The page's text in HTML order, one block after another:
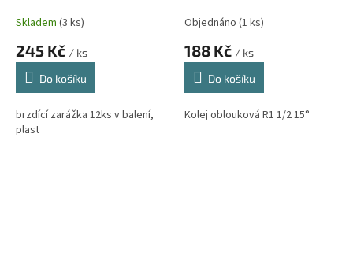
Skladem (3 ks)
245 Kč / ks
Do košíku
brzdící zarážka 12ks v balení,
plast
Objednáno (1 ks)
188 Kč / ks
Do košíku
Kolej oblouková R1 1/2 15°